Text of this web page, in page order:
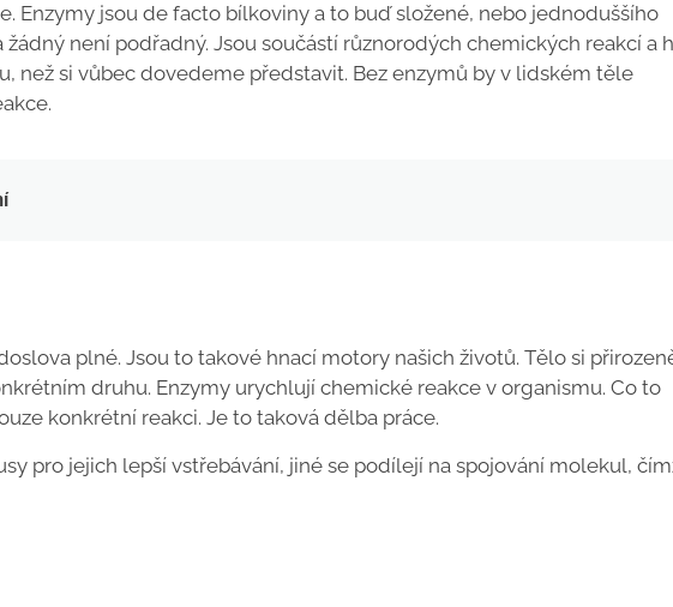
Enzymy jsou de facto bílkoviny a to buď složené, nebo jednoduššího
není podřadný. Jsou součástí různorodých chemických reakcí a
než si vůbec dovedeme představit. Bez enzymů by v lidském těle
plné. Jsou to takové hnací motory našich životů. Tělo si
druhu. Enzymy urychlují chemické reakce v organismu. Co to
konkrétní reakci. Je to taková dělba práce.
pro jejich lepší vstřebávání, jiné se podílejí na spojování molekul,